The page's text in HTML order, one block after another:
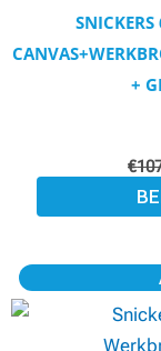
+
€